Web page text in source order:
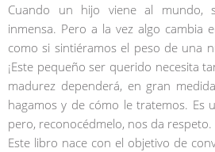
Cuando un hijo viene al mundo,
inmensa. Pero a la vez algo cambia
como si sintiéramos el peso de una
¡Este pequeño ser querido necesita
madurez dependerá, en gran
hagamos y de cómo le tratemos. Es
pero, reconocédmelo, nos da respeto.
Este libro nace con el objetivo de